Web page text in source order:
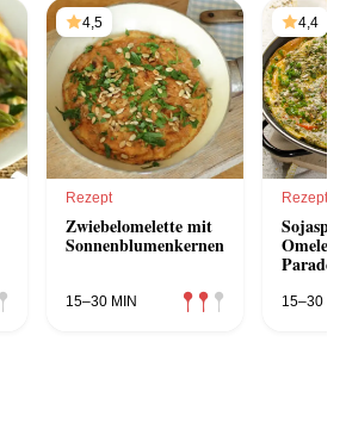
4,5
Rezept
Zwiebelomelette mit
Sonnenblumenkernen
15–30 MIN
4,4
Rezept
15–30